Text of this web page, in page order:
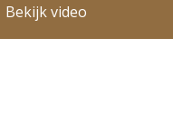
Bekijk video